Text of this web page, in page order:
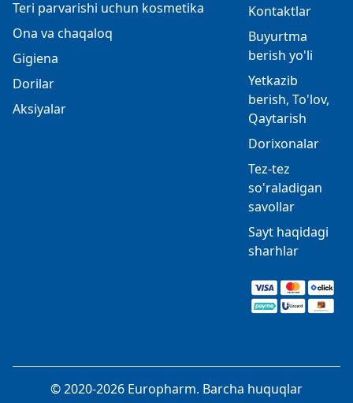
Teri parvarishi uchun kosmetika
Ona va chaqaloq
Gigiena
Dorilar
Aksiyalar
Kontaktlar
Buyurtma
berish yo'li
Yetkazib
berish, To'lov,
Qaytarish
Dorixonalar
Tez-tez
so'raladigan
savollar
Sayt haqidagi
sharhlar
© 2020-2026 Europharm. Barcha huquqlar